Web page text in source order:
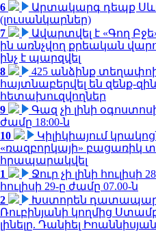
6
Արտակարգ դեպք
(լուսանկարներ)
7
Ավարտվել է «Գող
ին առնչվող քրեական
ինչ է պարզվել
8
425 անձինք
հայտնաբերվել են զենք-
հետախուզվողներ
9
Գազ չի լինի
ժամը 18:00-ն
10
Կիլիկիայում
«ռազբորկայի» բացառիկ
հրապարակվել
1
Ջուր չի լինի հուլիսի
հուլիսի 29-ը ժամը 07.00-ն
2
Խստորեն
Ռուբինյանի կողմից
լինելը. Դանիել Իոաննիսյան